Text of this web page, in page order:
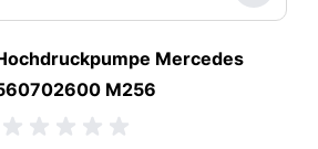
Mercedes
M256